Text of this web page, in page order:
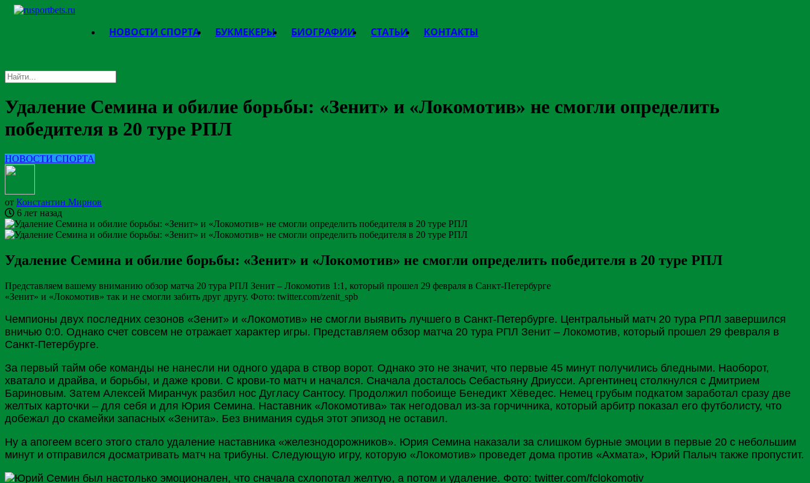
НОВОСТИ СПОРТА БУКМЕКЕРЫ БИОГРАФИИ СТАТЬИ КОНТАКТЫ
Удаление Семина и обилие борьбы: «Зенит» и «Локомотив» не смогли определить
победителя в 20 туре РПЛ
НОВОСТИ СПОРТА
от Константин Мирнов
6 лет назад
Удаление Семина и обилие борьбы: «Зенит» и «Локомотив» не смогли определить победителя в 20 туре РПЛ
Представляем вашему вниманию обзор матча 20 тура РПЛ Зенит – Локомотив 1:1, который прошел 29 февраля в Санкт-Петербурге
«Зенит» и «Локомотив» так и не смогли забить друг другу. Фото: twitter.com/zenit_spb
Чемпионы двух последних сезонов «Зенит» и «Локомотив» не смогли выявить лучшего в Санкт-Петербурге. Центральный матч 20 тура РПЛ завершился
вничью 0:0. Однако счет совсем не отражает характер игры. Представляем обзор матча 20 тура РПЛ Зенит – Локомотив, который прошел 29 февраля в
Санкт-Петербурге.
За первый тайм обе команды не нанесли ни одного удара в створ ворот. Однако это не значит, что первые 45 минут получились бледными. Наоборот,
хватало и драйва, и борьбы, и даже крови. С крови-то матч и начался. Сначала досталось Себастьяну Дриусси. Аргентинец столкнулся с Дмитрием
Бариновым. Затем Алексей Миранчук разбил нос Дугласу Сантосу. Продолжил побоище Бенедикт Хёведес. Немец грубым подкатом заработал сразу две
желтых карточки – для себя и для Юрия Семина. Наставник «Локомотива» так негодовал из-за горчичника, который арбитр показал его футболисту, что
добежал до скамейки запасных «Зенита». Без внимания судья этот эпизод не оставил.
Ну а апогеем всего этого стало удаление наставника «железнодорожников». Юрия Семина наказали за слишком бурные эмоции в первые 20 с небольшим
минут и отправился досматривать матч на трибуны. Следующую игру, которую «Локомотив» проведет дома против «Ахмата», Юрий Палыч также пропустит.